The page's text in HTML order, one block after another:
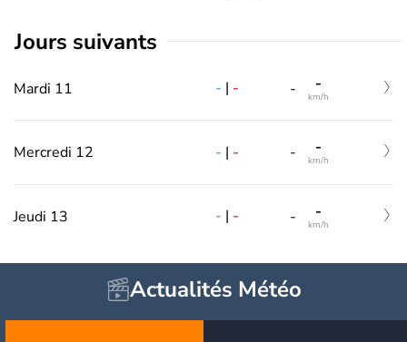
jours suivants
Mardi 11 - | - - -
km/h
Mercredi 12 - | - - -
km/h
Jeudi 13 - | - - -
km/h
Actualités Météo